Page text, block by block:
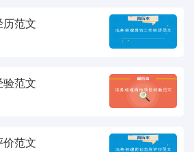
历范文
验范文
价范文